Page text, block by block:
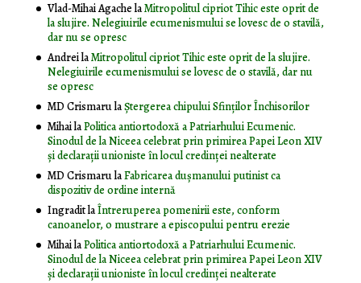
Vlad-Mihai AgachelaMitropolitul cipriot Tihic este oprit de
la slujire. Nelegiuirile ecumenismului se lovesc de o stavilă,
dar nu se opresc
AndreilaMitropolitul cipriot Tihic este oprit de la slujire.
Nelegiuirile ecumenismului se lovesc de o stavilă, dar nu
se opresc
MD CrismarulaŞtergerea chipului Sfinţilor Închisorilor
MihailaPolitica antiortodoxă a Patriarhului Ecumenic.
Sinodul de la Niceea celebrat prin primirea Papei Leon XIV
și declarații unioniste în locul credinței nealterate
MD CrismarulaFabricarea dușmanului putinist ca
dispozitiv de ordine internă
IngraditlaÎntreruperea pomenirii este, conform
canoanelor, o mustrare a episcopului pentru erezie
MihailaPolitica antiortodoxă a Patriarhului Ecumenic.
Sinodul de la Niceea celebrat prin primirea Papei Leon XIV
și declarații unioniste în locul credinței nealterate